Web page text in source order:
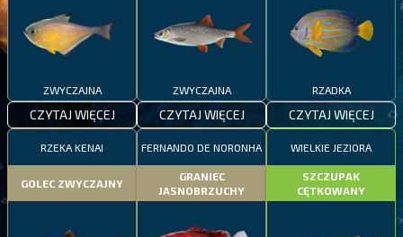
ZWYCZAJNA
CZYTAJ WIĘCEJ
ZWYCZAJNA
CZYTAJ WIĘCEJ
RZADKA
CZYTAJ WIĘCEJ
RZEKA KENAI
GOLEC ZWYCZAJNY
FERNANDO DE NORONHA
GRANIEC
JASNOBRZUCHY
WIELKIE JEZIORA
SZCZUPAK
CĘTKOWANY